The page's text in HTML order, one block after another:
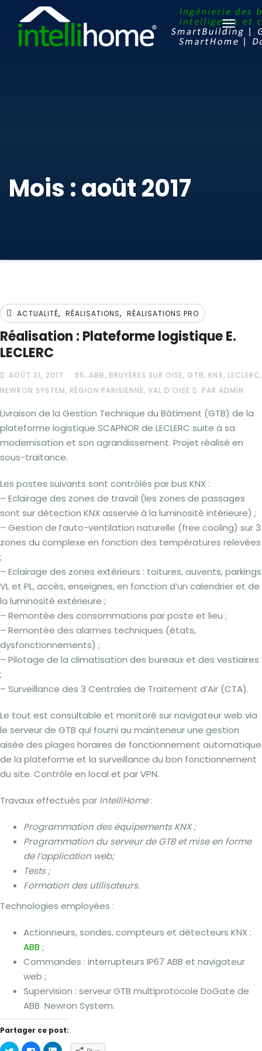
Ouvrir
le
Mois : août 2017
ACTUALITÉ, RÉALISATIONS, RÉALISATIONS PRO
Réalisation : Plateforme logistique E.
LECLERC
AOÛT 31, 2017 95, ABB, BRUYÈRES SUR OISE, GTB, KNX, LECLERC,
NEWRON SYSTEM, RÉGION PARISIENNE, VAL D'OISE PAR ADMIN
Livraison de la Gestion Technique du Bâtiment (GTB) de la
plateforme logistique SCAPNOR de LECLERC suite à sa
modernisation et son agrandissement. Projet réalisé en
sous-traitance.
Les postes suivants sont contrôlés par bus KNX :
– Eclairage des zones de travail (les zones de passages
sont sur détection KNX asservie à la luminosité intérieure) ;
– Gestion de l’auto-ventilation naturelle (free cooling) sur 3
zones du complexe en fonction des températures relevées
;
– Eclairage des zones extérieurs : toitures, auvents, parkings
VL et PL, accès, enseignes, en fonction d’un calendrier et de
la luminosité extérieure ;
– Remontée des consommations par poste et lieu ;
– Remontée des alarmes techniques (états,
dysfonctionnements) ;
– Pilotage de la climatisation des bureaux et des vestiaires
;
– Surveillance des 3 Centrales de Traitement d’Air (CTA).
Le tout est consultable et monitoré sur navigateur web via
le serveur de GTB qui fourni au mainteneur une gestion
aisée des plages horaires de fonctionnement automatique
de la plateforme et la surveillance du bon fonctionnement
du site. Contrôle en local et par VPN.
Travaux effectués par IntelliHome:
Programmation des équipements KNX ;
Programmation du serveur de GTB et mise en forme
de l’application web;
Tests ;
Formation des utilisateurs.
Technologies employées :
Actionneurs, sondes, compteurs et détecteurs KNX :
ABB ;
Commandes : interrupteurs IP67 ABB et navigateur
web ;
Supervision : serveur GTB multiprotocole DoGate de
ABB Newron System.
Partager ce post:
CliquezCliquezCliquez